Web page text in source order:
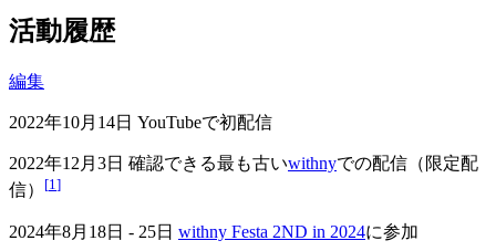
活動履歴
編集
2022年10月14日 YouTubeで初配信
2022年12月3日 確認できる最も古いwithnyでの配信（限定配
信）
[1]
2024年8月18日 - 25日 withny Festa 2ND in 2024に参加